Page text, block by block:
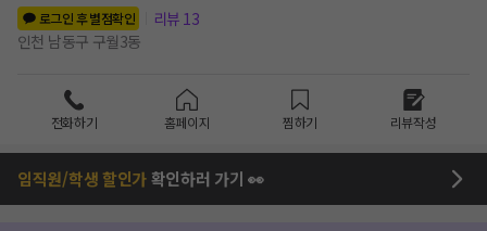
로그인 후 별점확인
리뷰 13
인천 남동구 구월3동
전화하기 홈페이지 찜하기 리뷰작성
임직원/학생 할인가확인하러 가기 👀